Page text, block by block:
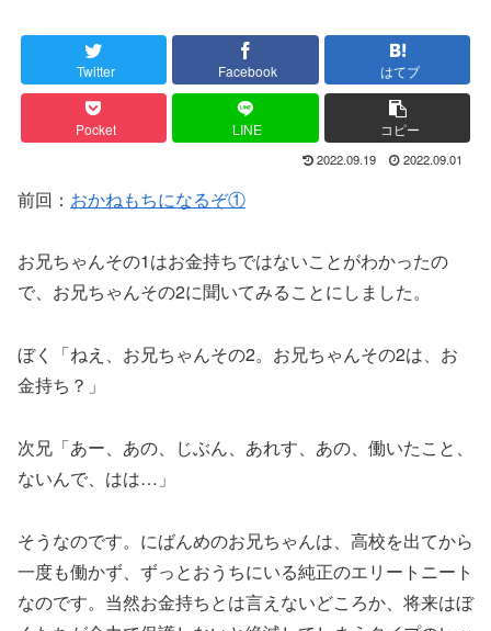
Twitter Facebook はてブ
Pocket LINE コピー
2022.09.19 2022.09.01
前回： おかねもちになるぞ①
お兄ちゃんその1はお金持ちではないことがわかったの
で、お兄ちゃんその2に聞いてみることにしました。
ぼく「ねえ、お兄ちゃんその2。お兄ちゃんその2は、お
金持ち？」
次兄「あー、あの、じぶん、あれす、あの、働いたこと、
ないんで、はは…」
そうなのです。にばんめのお兄ちゃんは、高校を出てから
一度も働かず、ずっとおうちにいる純正のエリートニート
なのです。当然お金持ちとは言えないどころか、将来はぼ